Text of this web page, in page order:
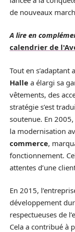
de nouveaux
A lire en
calendrier de
Tout en
Halle a élargi sa
vêtements, des
stratégie s’est
soutenue. En
la modernisation
commerce,
fonctionnement.
attentes d’une
En 2015,
développement
respectueuses de
Cela a contribué à